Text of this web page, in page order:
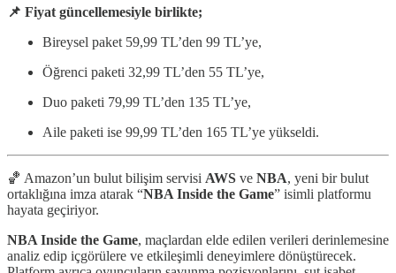
📌 Fiyat güncellemesiyle birlikte;
Bireysel paket 59,99 TL’den 99 TL’ye,
Öğrenci paketi 32,99 TL’den 55 TL’ye,
Duo paketi 79,99 TL’den 135 TL’ye,
Aile paketi ise 99,99 TL’den 165 TL’ye yükseldi.
🏀 Amazon’un bulut bilişim servisi AWS ve NBA, yeni bir bulut
ortaklığına imza atarak “NBA Inside the Game” isimli platformu
hayata geçiriyor.
NBA Inside the Game, maçlardan elde edilen verileri derinlemesine
analiz edip içgörülere ve etkileşimli deneyimlere dönüştürecek.